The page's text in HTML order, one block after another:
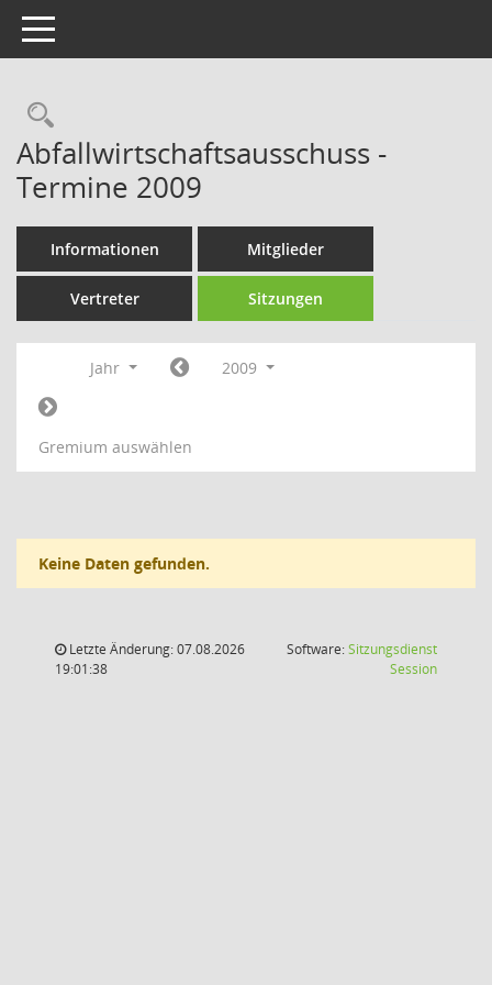
Toggle navigation
Rechercheauswahl
Abfallwirtschaftsausschuss -
Termine 2009
Informationen Mitglieder
Vertreter Sitzungen
Jahr 2009
Gremium auswählen
Keine Daten gefunden.
Letzte Änderung: 07.08.2026
19:01:38
Software:Sitzungsdienst
Session(Wird in